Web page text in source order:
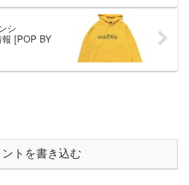
シ
報 [POP BY
ントを書き込む